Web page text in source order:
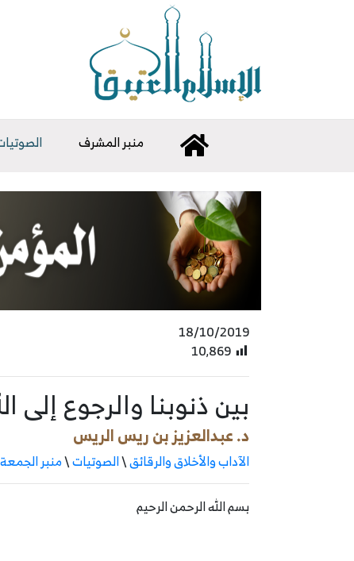
منبر المشرف
18/10/2019
10٬869
بين ذنوبنا والرجوع إلى
د. عبدالعزيز بن ريس الريس
الآداب والأخلاق والرقائق\الصوتيات\منبر الجمعة
بسم الله الرحمن الرحيم